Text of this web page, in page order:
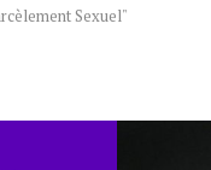
Sexuel"